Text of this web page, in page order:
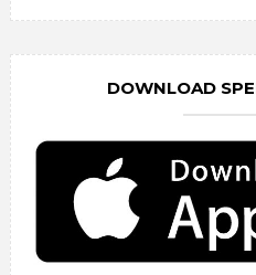
DOWNLOAD